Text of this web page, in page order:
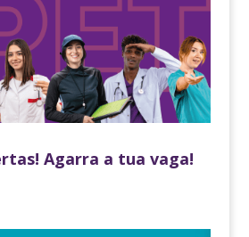
Agarra a tua vaga!